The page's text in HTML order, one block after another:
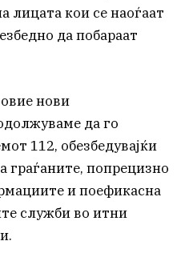
лицата кои се наоѓаат
да побараат
нови
да го
112, обезбедувајќи
граѓаните, попрецизно
и поефикасна
служби во итни